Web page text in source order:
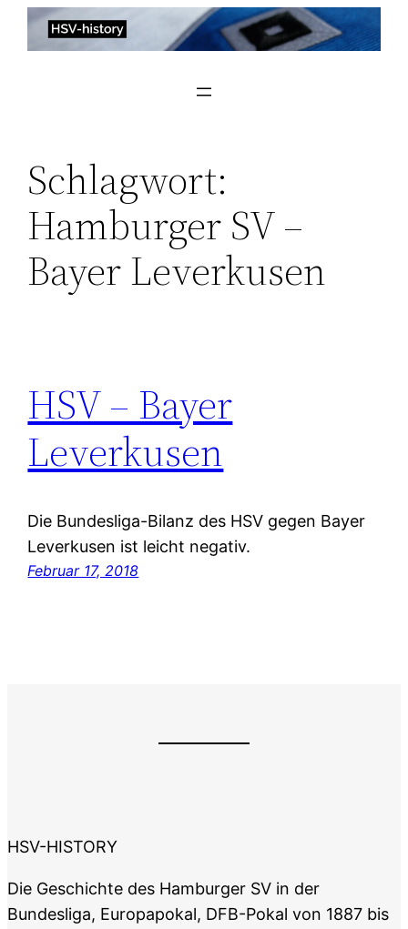
Zum
Inhalt
Schlagwort:
Hamburger SV –
Bayer Leverkusen
HSV – Bayer
Leverkusen
Die Bundesliga-Bilanz des HSV gegen Bayer
Leverkusen ist leicht negativ.
Februar 17, 2018
HSV-HISTORY
Die Geschichte des Hamburger SV in der
Bundesliga, Europapokal, DFB-Pokal von 1887 bis